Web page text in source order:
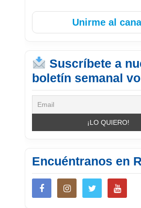
Unirme al
Suscríbete a
boletín semanal
Encuéntranos en